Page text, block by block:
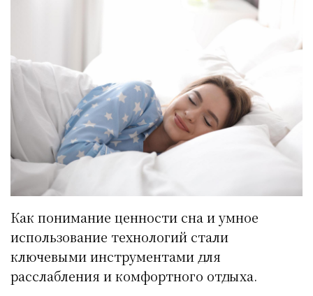
Как понимание ценности сна и умное
использование технологий стали
ключевыми инструментами для
расслабления и комфортного отдыха.